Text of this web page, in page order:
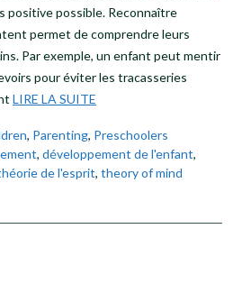
positive possible. Reconnaître
permet de comprendre leurs
Par exemple, un enfant peut mentir
pour éviter les tracasseries
LIRE LA SUITE
, Parenting, Preschoolers
, développement de l'enfant,
de l'esprit, theory of mind